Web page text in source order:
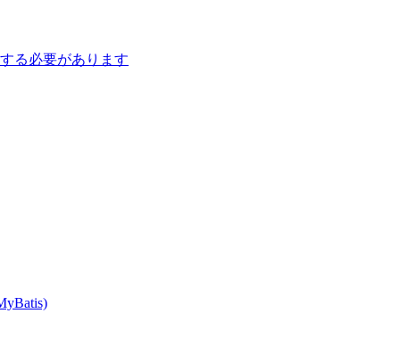
る必要があります